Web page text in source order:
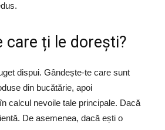
care ți le dorești?
dispui. Gândește-te care sunt
din bucătărie, apoi
calcul nevoile tale principale. Dacă
De asemenea, dacă ești o